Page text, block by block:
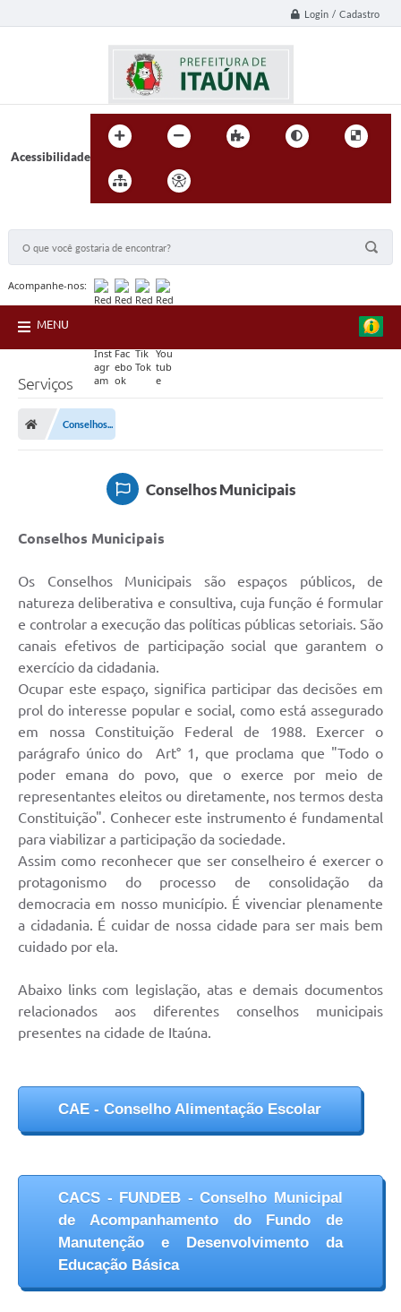
Login / Cadastro
Acessibilidade
Acompanhe-nos:
MENU
Serviços
Conselhos...
Conselhos Municipais
Conselhos Municipais
Os Conselhos Municipais são espaços públicos, de
natureza deliberativa e consultiva, cuja função é formular
e controlar a execução das políticas públicas setoriais. São
canais efetivos de participação social que garantem o
exercício da cidadania.
Ocupar este espaço, significa participar das decisões em
prol do interesse popular e social, como está assegurado
em nossa Constituição Federal de 1988. Exercer o
parágrafo único do Art° 1, que proclama que "Todo o
poder emana do povo, que o exerce por meio de
representantes eleitos ou diretamente, nos termos desta
Constituição". Conhecer este instrumento é fundamental
para viabilizar a participação da sociedade.
Assim como reconhecer que ser conselheiro é exercer o
protagonismo do processo de consolidação da
democracia em nosso município. É vivenciar plenamente
a cidadania. É cuidar de nossa cidade para ser mais bem
cuidado por ela.
Abaixo links com legislação, atas e demais documentos
relacionados aos diferentes conselhos municipais
presentes na cidade de Itaúna.
CAE - Conselho Alimentação Escolar
CACS - FUNDEB - Conselho Municipal
de Acompanhamento do Fundo de
Manutenção e Desenvolvimento da
Educação Básica